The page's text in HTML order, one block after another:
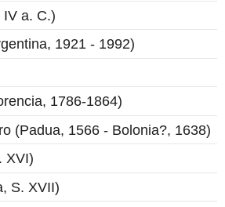
a. C.)
1921 - 1992)
1786-1864)
(Padua, 1566 - Bolonia?, 1638)
XVI)
S. XVII)